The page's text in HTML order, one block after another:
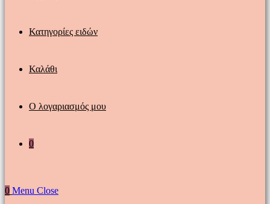
Κατηγορίες ειδών
Καλάθι
Ο λογαριασμός μου
0
0 Menu Close